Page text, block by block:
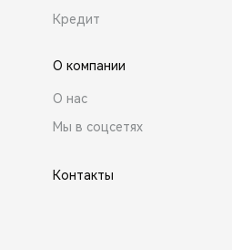
Кредит
О компании
О нас
Мы в соцсетях
Контакты